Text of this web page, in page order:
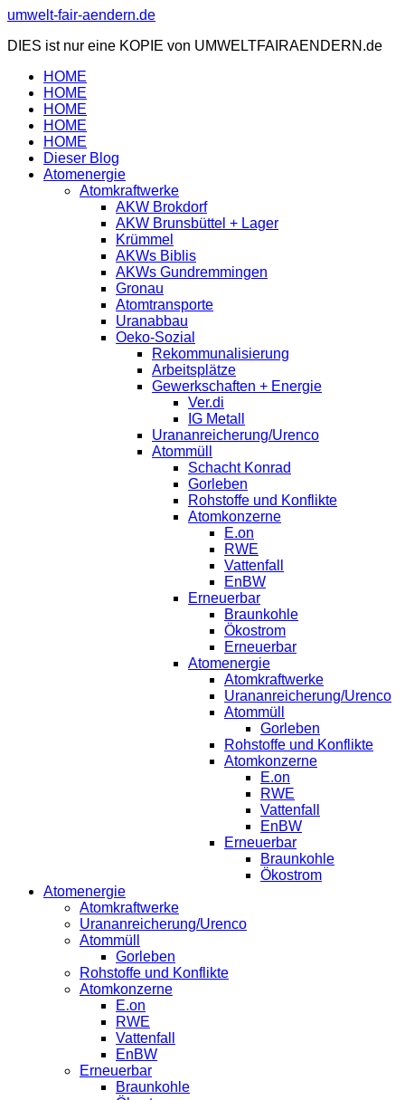
Zum
springen
umwelt-fair-aendern.de
DIES ist nur eine KOPIE von UMWELTFAIRAENDERN.de
HOME
HOME
HOME
HOME
HOME
Dieser Blog
Atomenergie
Atomkraftwerke
AKW Brokdorf
AKW Brunsbüttel + Lager
Krümmel
AKWs Biblis
AKWs Gundremmingen
Gronau
Atomtransporte
Uranabbau
Oeko-Sozial
Rekommunalisierung
Arbeitsplätze
Gewerkschaften + Energie
Ver.di
IG Metall
Urananreicherung/Urenco
Atommüll
Schacht Konrad
Gorleben
Rohstoffe und Konflikte
Atomkonzerne
E.on
RWE
Vattenfall
EnBW
Erneuerbar
Braunkohle
Ökostrom
Erneuerbar
Atomenergie
Atomkraftwerke
Urananreicherung/Urenco
Atommüll
Gorleben
Rohstoffe und Konflikte
Atomkonzerne
E.on
RWE
Vattenfall
EnBW
Erneuerbar
Braunkohle
Ökostrom
Atomenergie
Atomkraftwerke
Urananreicherung/Urenco
Atommüll
Gorleben
Rohstoffe und Konflikte
Atomkonzerne
E.on
RWE
Vattenfall
EnBW
Erneuerbar
Braunkohle